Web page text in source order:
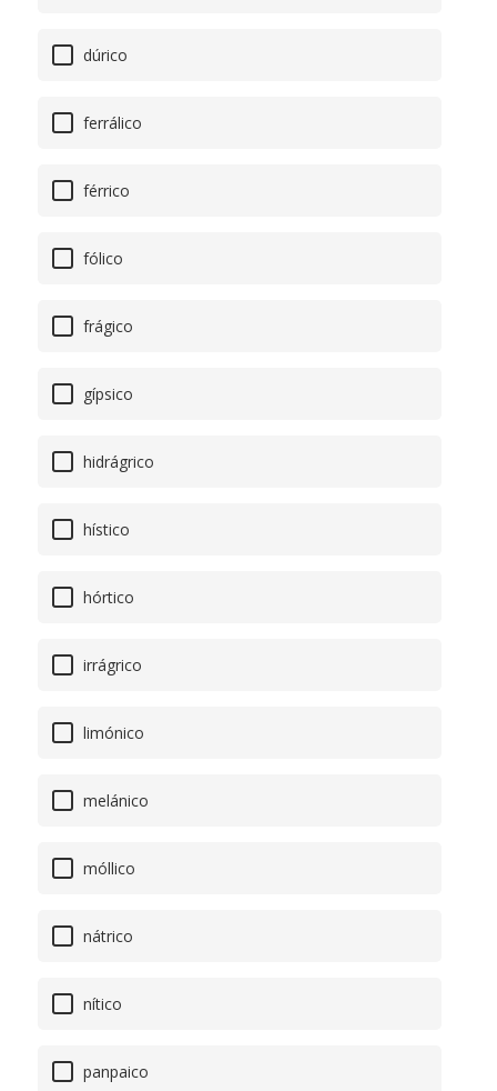
dúrico
ferrálico
férrico
fólico
frágico
gípsico
hidrágrico
hístico
hórtico
irrágrico
limónico
melánico
móllico
nátrico
nítico
panpaico